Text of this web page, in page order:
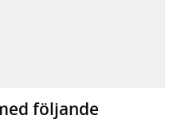
flik, extern webbplats,
webbplats,
extern webbplats,
följande